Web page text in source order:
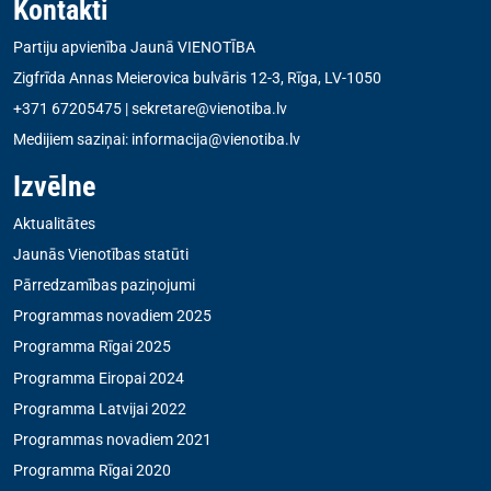
Kontakti
Partiju apvienība Jaunā VIENOTĪBA
Zigfrīda Annas Meierovica bulvāris 12-3, Rīga, LV-1050
+371 67205475 |sekretare@vienotiba.lv
Medijiem saziņai: informacija@vienotiba.lv
Izvēlne
Aktualitātes
Jaunās Vienotības statūti
Pārredzamības paziņojumi
Programmas novadiem 2025
Programma Rīgai 2025
Programma Eiropai 2024
Programma Latvijai 2022
Programmas novadiem 2021
Programma Rīgai 2020